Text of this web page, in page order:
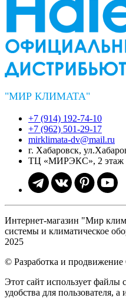
"МИР КЛИМАТА"
+7 (914) 192-74-10
+7 (962) 501-29-17
mirklimata-dv@mail.ru
г. Хабаровск,
ТЦ «МИРЭКС», 2 этаж
Интернет-магазин "Мир
системы и климатическое
2025
© Разработка и продвижение
Этот сайт использует
удобства для пользователя,